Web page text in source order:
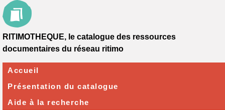
RITIMOTHEQUE, le catalogue des ressources
documentaires du réseau ritimo
Accueil
Présentation du catalogue
Aide à la recherche